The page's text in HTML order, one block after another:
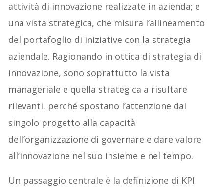
attività di innovazione realizzate in azienda; e
una vista strategica, che misura l’allineamento
del portafoglio di iniziative con la strategia
aziendale. Ragionando in ottica di strategia di
innovazione, sono soprattutto la vista
manageriale e quella strategica a risultare
rilevanti, perché spostano l’attenzione dal
singolo progetto alla capacità
dell’organizzazione di governare e dare valore
all’innovazione nel suo insieme e nel tempo.
Un passaggio centrale è la definizione di KPI